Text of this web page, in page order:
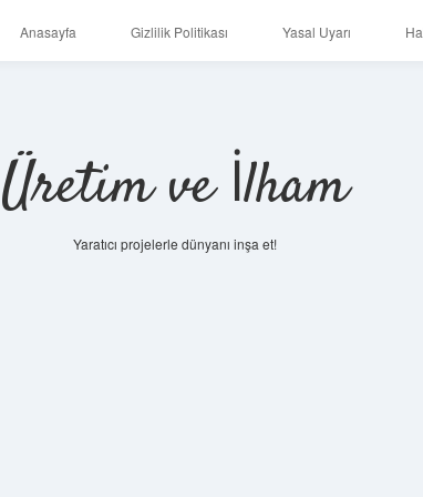
Anasayfa Gizlilik Politikası Yasal Uyarı
Üretim ve İlham
Yaratıcı projelerle dünyanı inşa et!